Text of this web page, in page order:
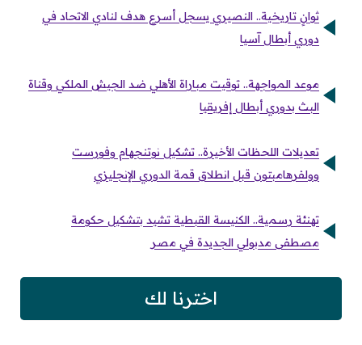
ثوانٍ تاريخية.. النصيري يسجل أسرع هدف لنادي الاتحاد في
دوري أبطال آسيا
موعد المواجهة.. توقيت مباراة الأهلي ضد الجيش الملكي وقناة
البث بدوري أبطال إفريقيا
تعديلات اللحظات الأخيرة.. تشكيل نوتنجهام وفورست
وولفرهامبتون قبل انطلاق قمة الدوري الإنجليزي
تهنئة رسمية.. الكنيسة القبطية تشيد بتشكيل حكومة
مصطفى مدبولي الجديدة في مصر
اخترنا لك